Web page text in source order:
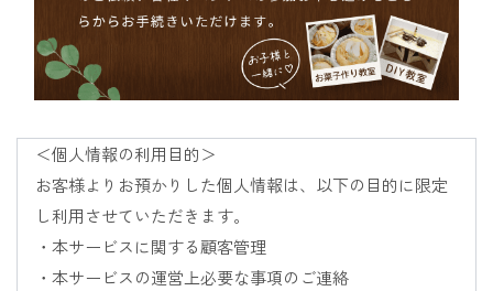
＜個人情報の利用目的＞
お客様よりお預かりした個人情報は、以下の目的に限定
し利用させていただきます。
・本サービスに関する顧客管理
・本サービスの運営上必要な事項のご連絡